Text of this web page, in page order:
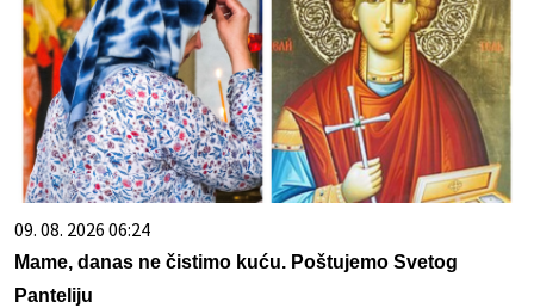
09. 08. 2026 06:24
Mame, danas ne čistimo kuću. Poštujemo Svetog
Panteliju